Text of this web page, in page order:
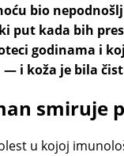
bio
put kada bih
godinama i
i koža je bila
smiruje
u kojoj